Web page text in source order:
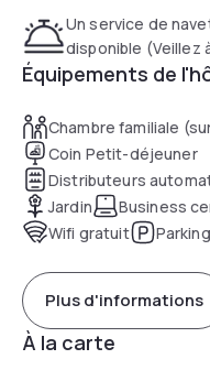
Un service de
disponible (Veillez
Équipements de
Chambre familiale
Coin Petit-déjeuner
Distributeurs
Jardin
Business
Wifi gratuit
Plus d'informations
À la carte